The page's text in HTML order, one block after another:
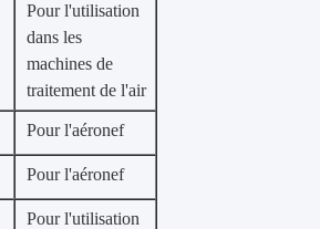
Pour l'utilisation
dans les
machines de
traitement de l'air
Pour l'aéronef
Pour l'aéronef
Pour l'utilisation